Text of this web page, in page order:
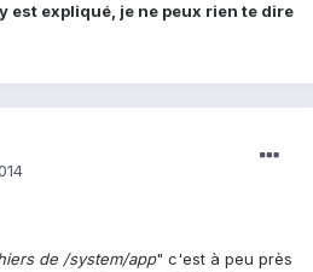
est expliqué, je ne peux rien te dire
de /system/app" c'est à peu près